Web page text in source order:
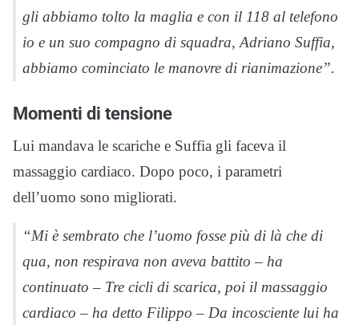
gli abbiamo tolto la maglia e con il 118 al telefono
io e un suo compagno di squadra, Adriano Suffia,
abbiamo cominciato le manovre di rianimazione”.
Momenti di tensione
Lui mandava le scariche e Suffia gli faceva il
massaggio cardiaco. Dopo poco, i parametri
dell’uomo sono migliorati.
“Mi è sembrato che l’uomo fosse più di là che di
qua, non respirava non aveva battito – ha
continuato – Tre cicli di scarica, poi il massaggio
cardiaco – ha detto Filippo – Da incosciente lui ha